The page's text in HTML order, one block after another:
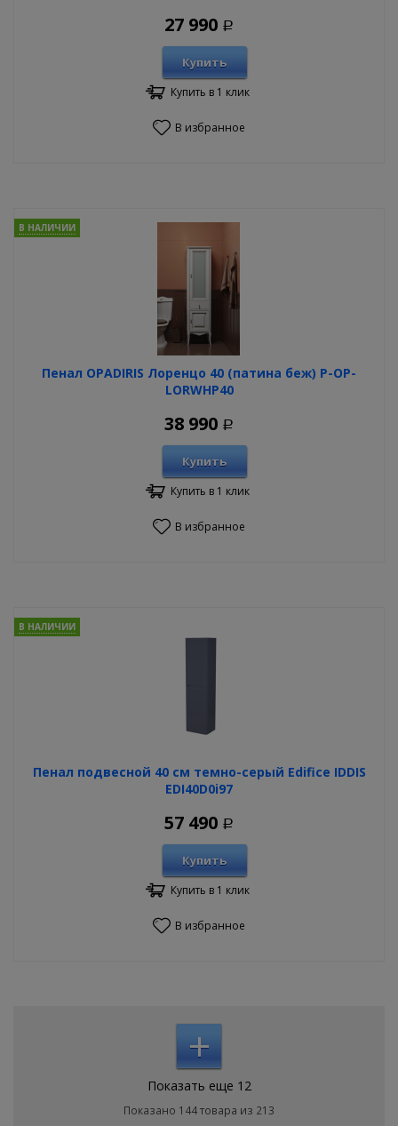
27 990 Р
Купить
Купить в 1 клик
В избранное
Пенал OPADIRIS Лоренцо 40 (патина беж) P-OP-
LORWHP40
В НАЛИЧИИ
38 990 Р
Купить
Купить в 1 клик
В избранное
Пенал подвесной 40 см темно-серый Edifice IDDIS
EDI40D0i97
В НАЛИЧИИ
57 490 Р
Купить
Купить в 1 клик
В избранное
+
Показать еще 12
Показано 144 товара из 213